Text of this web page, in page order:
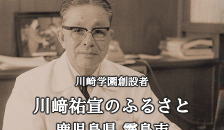
川崎学園創設者
川﨑祐宣のふるさと